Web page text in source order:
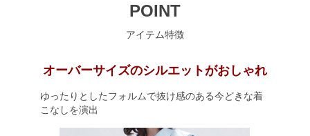
POINT
アイテム特徴
オーバーサイズのシルエットがおしゃれ
ゆったりとしたフォルムで抜け感のある今どきな着
こなしを演出